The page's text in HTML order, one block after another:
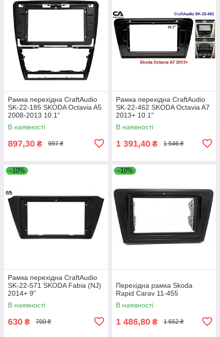
Рамка перехідна CraftAudio
SK-22-185 SKODA Octavia A5
2008-2013 10.1"
В наявності
897,30 ₴ 997 ₴
Рамка перехідна CraftAudio
SK-22-462 SKODA Octavia A7
2013+ 10.1"
В наявності
1 391,40 ₴ 1 546 ₴
–10%
Рамка перехідна CraftAudio
SK-22-571 SKODA Fabia (NJ)
2014+ 9"
В наявності
630 ₴ 700 ₴
–10%
Перехідна рамка Skoda
Rapid Carav 11-455
В наявності
1 486,80 ₴ 1 652 ₴